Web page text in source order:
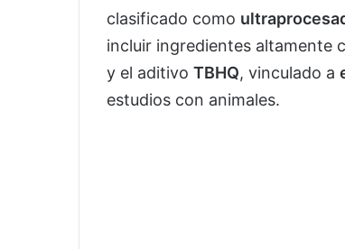
clasificado como
incluir ingredientes altamente
y el aditivo TBHQ, vinculado a
estudios con animales.